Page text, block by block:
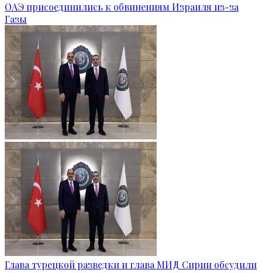
ОАЭ присоединились к обвинениям Израиля из-за
Газы
Глава турецкой разведки и глава МИД Сирии обсудили